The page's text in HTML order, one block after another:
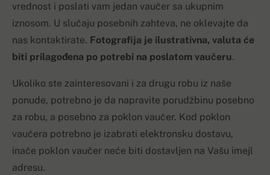
vrednost i poslati vam jedan vaučer sa ukupnim
iznosom. U slučaju posebnih zahteva, ne oklevajte da
nas kontaktirate. Fotografija je ilustrativna, valuta će
biti prilagođena po potrebi na poslatom vaučeru.
Ukoliko ste zainteresovani i za drugu robu iz naše
ponude, potrebno je da napravite porudžbinu posebno
za robu, a posebno za poklon vaučer. Kod poklon
vaučera potrebno je izabrati elektronsku dostavu,
inače poklon vaučer neće biti dostavljen na Vašu imejl
adresu.